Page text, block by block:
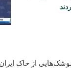
از خاک